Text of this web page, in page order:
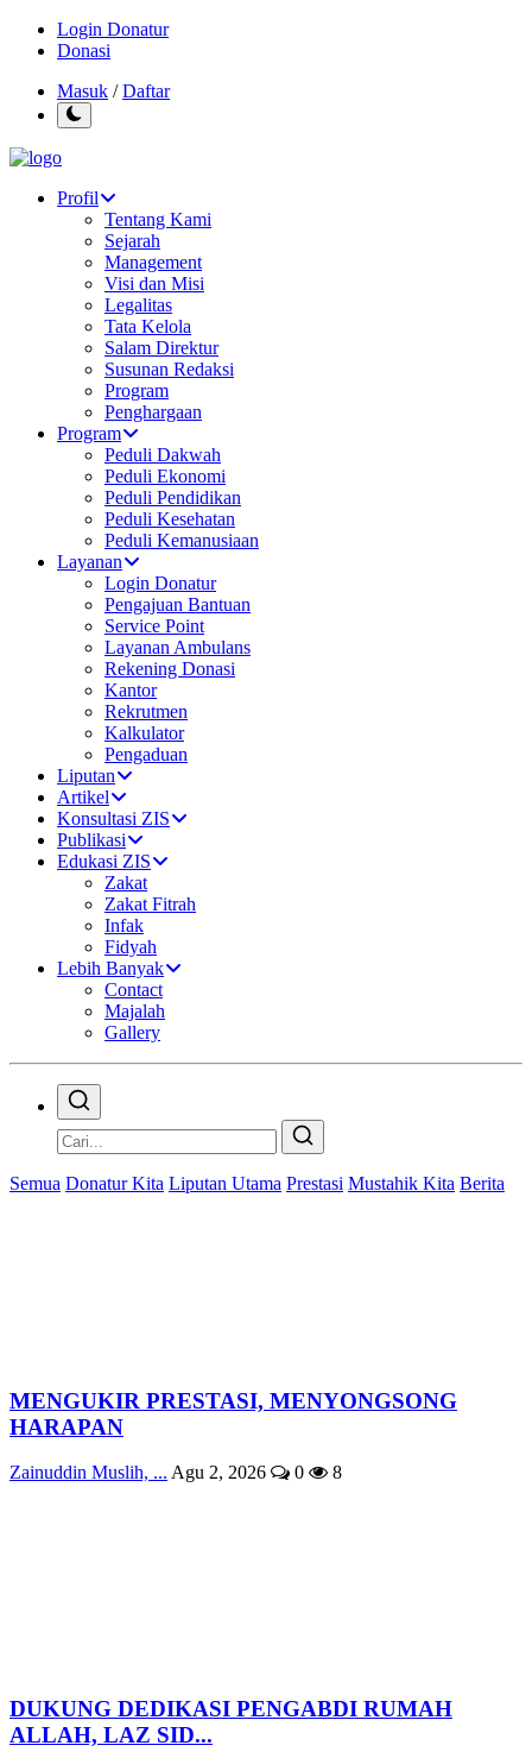
Login Donatur
Donasi
Masuk /Daftar
Profil
Tentang Kami
Sejarah
Management
Visi dan Misi
Legalitas
Tata Kelola
Salam Direktur
Susunan Redaksi
Program
Penghargaan
Program
Peduli Dakwah
Peduli Ekonomi
Peduli Pendidikan
Peduli Kesehatan
Peduli Kemanusiaan
Layanan
Login Donatur
Pengajuan Bantuan
Service Point
Layanan Ambulans
Rekening Donasi
Kantor
Rekrutmen
Kalkulator
Pengaduan
Liputan
Artikel
Konsultasi ZIS
Publikasi
Edukasi ZIS
Zakat
Zakat Fitrah
Infak
Fidyah
Lebih Banyak
Contact
Majalah
Gallery
Semua Donatur Kita Liputan Utama Prestasi Mustahik Kita Berita
MENGUKIR PRESTASI, MENYONGSONG
HARAPAN
Zainuddin Muslih, ... Agu 2, 2026 0 8
DUKUNG DEDIKASI PENGABDI RUMAH
ALLAH, LAZ SID...